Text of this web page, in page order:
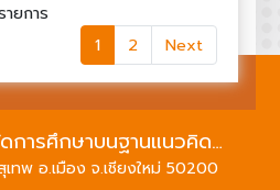
ยการ
1(current)
2 Next
การขับเคลื่อนการจัดการศึกษาบนฐานแนวคิดพื้นที่นวัตกรรมการศึกษา
ทพ อ.เมือง จ.เชียงใหม่ 50200